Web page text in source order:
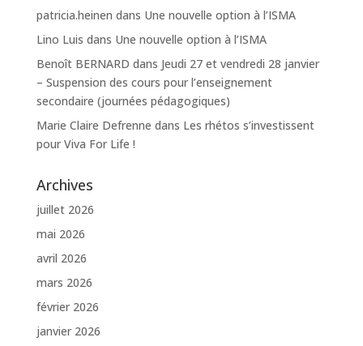
patricia.heinen dans Une nouvelle option à l’ISMA
Lino Luis dans Une nouvelle option à l’ISMA
Benoît BERNARD dans Jeudi 27 et vendredi 28 janvier
– Suspension des cours pour l’enseignement
secondaire (journées pédagogiques)
Marie Claire Defrenne dans Les rhétos s’investissent
pour Viva For Life !
Archives
juillet 2026
mai 2026
avril 2026
mars 2026
février 2026
janvier 2026